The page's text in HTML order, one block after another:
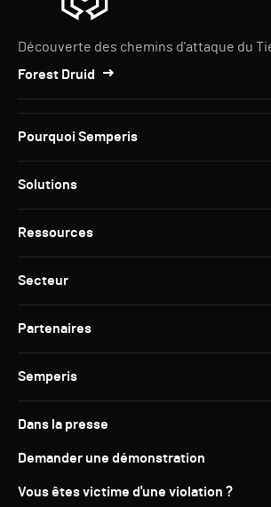
Découverte des chemins d'attaque du
Forest Druid
Pourquoi Semperis
Solutions
Ressources
Secteur
Partenaires
Semperis
Dans la presse
Demander une démonstration
Vous êtes victime d'une violation ?